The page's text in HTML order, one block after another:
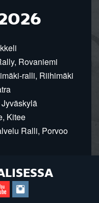
Rovaniemi
ralli, Riihimäki
Kitee
Ralli, Porvoo